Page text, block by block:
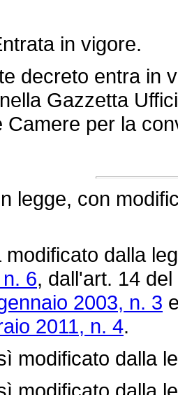
in vigore.
decreto entra in
Gazzetta
Camere per la
legge, con
modificato dalla
6, dall'art. 14 del
2003, n. 3
2011, n. 4.
modificato dalla